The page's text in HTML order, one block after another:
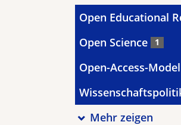
Open Educational
Open Science 1
Open-Access-
Mehr zeigen